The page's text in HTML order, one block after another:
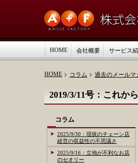
HOME 会社概要 サービス
HOME コラム 過去のメールマ
2019/3/11号：これか
コラム
2025/9/30：現状のチェーン店
経営の収益性の不思議さ
2025/9/16：立地が不利なお店
のセオリー